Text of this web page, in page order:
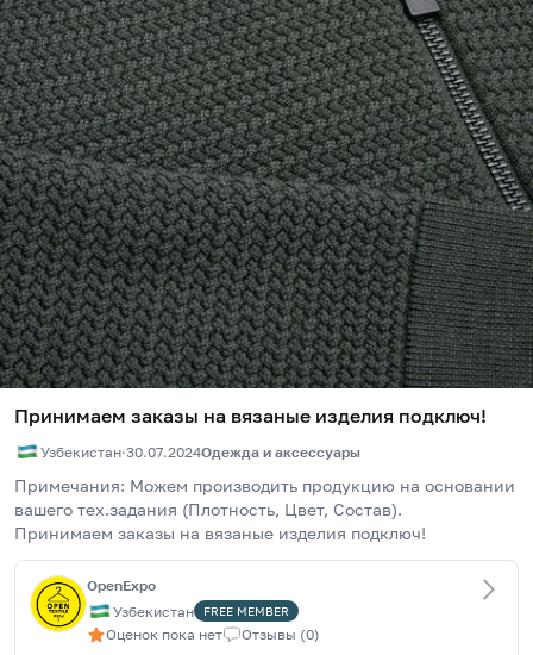
Принимаем заказы на вязаные изделия подключ!
Узбекистан·30.07.2024Одежда и аксессуары
Примечания: Можем производить продукцию на основании
вашего тех.задания (Плотность, Цвет, Состав).
Принимаем заказы на вязаные изделия подключ!
OpenExpo
Узбекистан
FREE MEMBER
Оценок пока нет Отзывы (0)